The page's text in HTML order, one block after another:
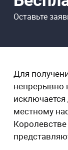
Оставьте
Для
непрерывно
местному